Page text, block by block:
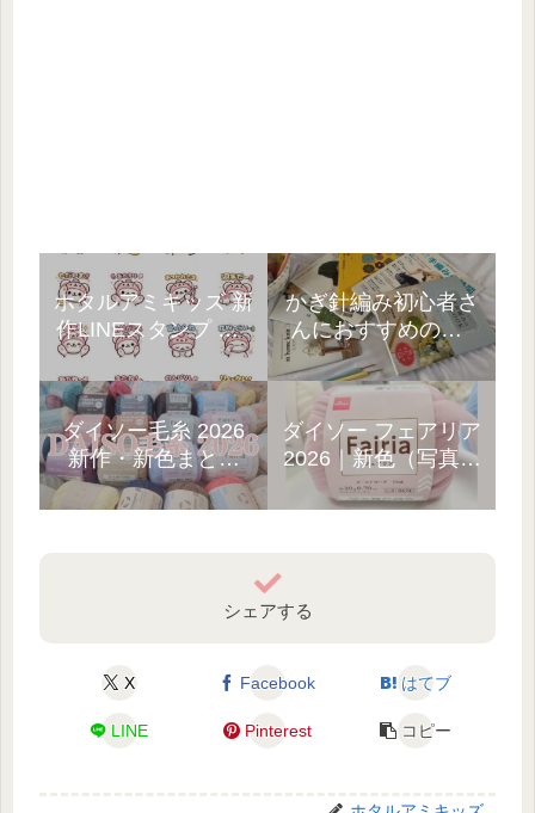
ホタルアミキッズ 新
作LINEスタンプ 第1
弾｜3種類ラインナ
ップ☆
かぎ針編み初心者さ
んにおすすめの本5
選!10年以上の経験者
が厳選
ダイソー毛糸 2026
新作・新色まとめ
「見つけたら即カ
ゴ!」
ダイソー フェアリア
2026｜新色（写真）
と、売ってない…
GETまでの話
シェアする
X Facebook はてブ
LINE Pinterest コピー